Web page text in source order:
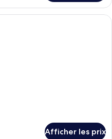
Un grand lit avec une literie
Afficher les prix